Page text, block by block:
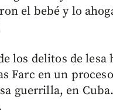
el bebé y lo
los delitos de lesa
Farc en un
guerrilla, en